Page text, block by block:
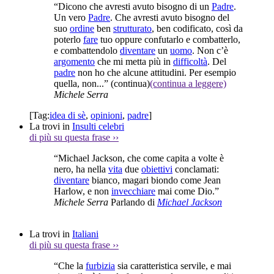
“Dicono che avresti avuto bisogno di un Padre.
Un vero Padre. Che avresti avuto bisogno del
suo ordine ben strutturato, ben codificato, così da
poterlo fare tuo oppure confutarlo e combatterlo,
e combattendolo diventare un uomo. Non c’è
argomento che mi metta più in difficoltà. Del
padre non ho che alcune attitudini. Per esempio
quella, non...” (continua)(continua a leggere)
Michele Serra
[Tag:idea di sè, opinioni, padre]
La trovi in Insulti celebri
di più su questa frase ››
“Michael Jackson, che come capita a volte è
nero, ha nella vita due obiettivi conclamati:
diventare bianco, magari biondo come Jean
Harlow, e non invecchiare mai come Dio.”
Michele Serra Parlando di Michael Jackson
La trovi in Italiani
di più su questa frase ››
“Che la furbizia sia caratteristica servile, e mai